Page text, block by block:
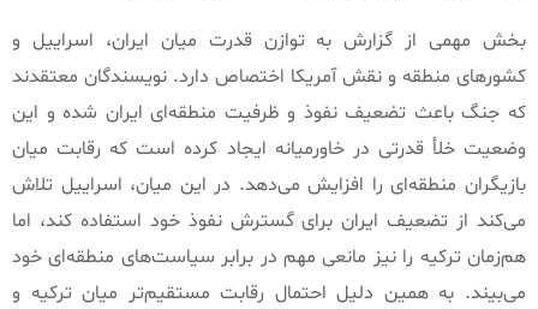
بخش مهمی از گزارش به توازن قدرت میان ایران، اسراییل و
کشورهای منطقه و نقش آمریکا اختصاص دارد. نویسندگان معتقدند
که جنگ باعث تضعیف نفوذ و ظرفیت منطقه‌ای ایران شده و این
وضعیت خلأ قدرتی در خاورمیانه ایجاد کرده است که رقابت میان
بازیگران منطقه‌ای را افزایش می‌دهد. در این میان، اسراییل تلاش
می‌کند از تضعیف ایران برای گسترش نفوذ خود استفاده کند، اما
هم‌زمان ترکیه را نیز مانعی مهم در برابر سیاست‌های منطقه‌ای خود
می‌بیند. به همین دلیل احتمال رقابت مستقیم‌تر میان ترکیه و